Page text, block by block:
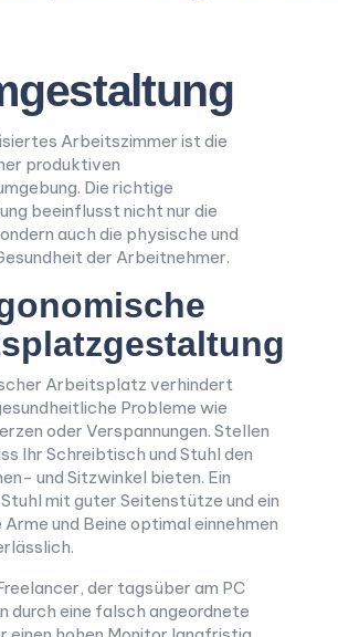
Arbeitszimmer ist die
produktiven
Die richtige
beeinflusst nicht nur die
auch die physische und
der Arbeitnehmer.
Arbeitsplatz verhindert
Probleme wie
oder Verspannungen. Stellen
Ihr Schreibtisch und Stuhl den
und Sitzwinkel bieten. Ein
mit guter Seitenstütze und ein
Arme und Beine optimal einnehmen
der tagsüber am PC
durch eine falsch angeordnete